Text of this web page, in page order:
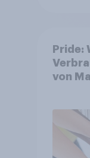
Pride:
von